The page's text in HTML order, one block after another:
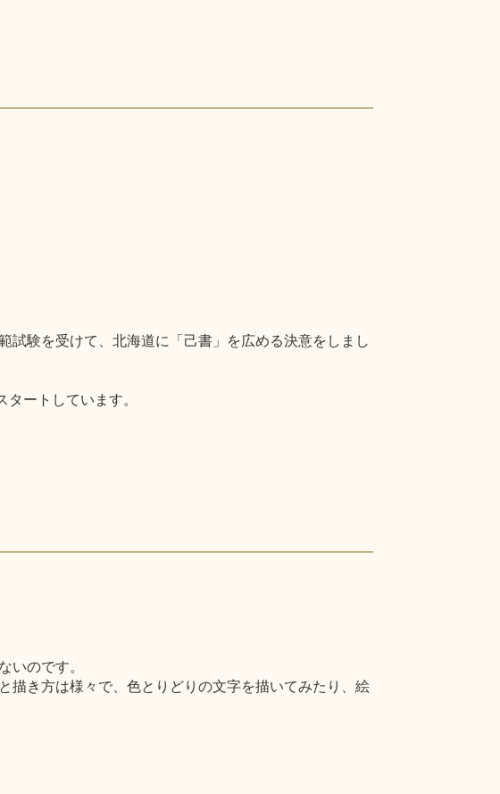
試験を受けて、北海道に「己書」を広める決意をしまし
ートしています。
いのです。
描き方は様々で、色とりどりの文字を描いてみたり、絵